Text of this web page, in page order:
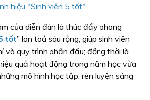
hiệu "Sinh viên 5 tốt".
của diễn đàn là thúc đẩy phong
tốt” lan toả sâu rộng, giúp sinh viên
và quy trình phấn đấu; đồng thời là
quả hoạt động trong năm học vừa
mô hình học tập, rèn luyện sáng